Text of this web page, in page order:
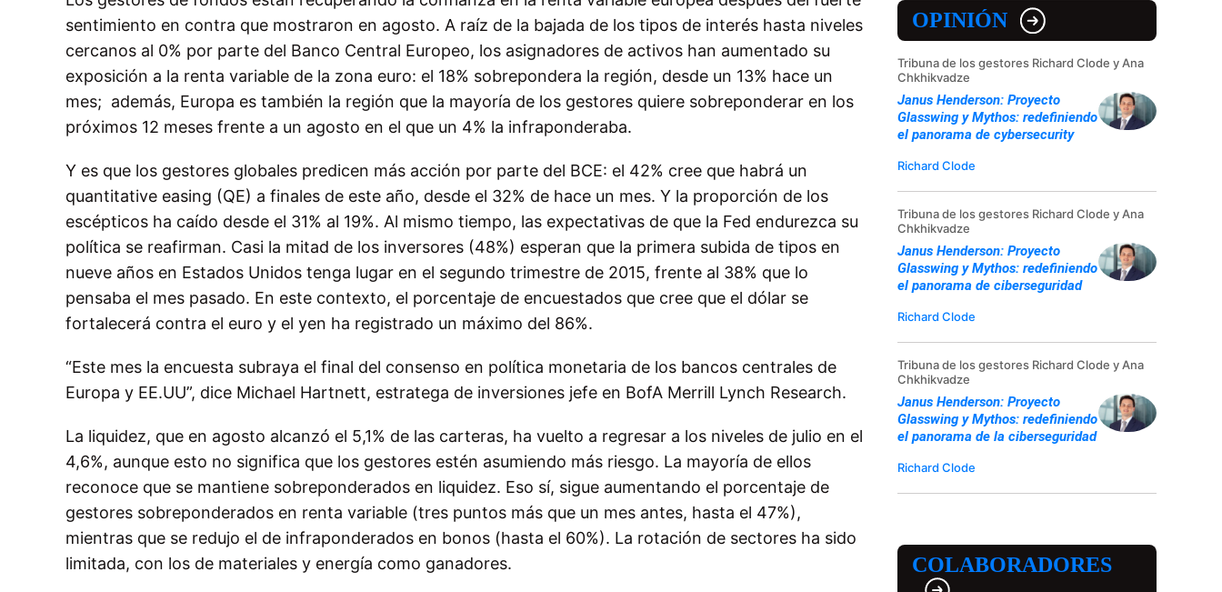
sentimiento en contra que mostraron en agosto. A raíz de la bajada de los tipos de interés hasta niveles
cercanos al 0% por parte del Banco Central Europeo, los asignadores de activos han aumentado su
exposición a la renta variable de la zona euro: el 18% sobrepondera la región, desde un 13% hace un
mes; además, Europa es también la región que la mayoría de los gestores quiere sobreponderar en los
próximos 12 meses frente a un agosto en el que un 4% la infraponderaba.
Y es que los gestores globales predicen más acción por parte del BCE: el 42% cree que habrá un
quantitative easing (QE) a finales de este año, desde el 32% de hace un mes. Y la proporción de los
escépticos ha caído desde el 31% al 19%. Al mismo tiempo, las expectativas de que la Fed endurezca su
política se reafirman. Casi la mitad de los inversores (48%) esperan que la primera subida de tipos en
nueve años en Estados Unidos tenga lugar en el segundo trimestre de 2015, frente al 38% que lo
pensaba el mes pasado. En este contexto, el porcentaje de encuestados que cree que el dólar se
fortalecerá contra el euro y el yen ha registrado un máximo del 86%.
“Este mes la encuesta subraya el final del consenso en política monetaria de los bancos centrales de
Europa y EE.UU”, dice Michael Hartnett, estratega de inversiones jefe en BofA Merrill Lynch Research.
La liquidez, que en agosto alcanzó el 5,1% de las carteras, ha vuelto a regresar a los niveles de julio en el
4,6%, aunque esto no significa que los gestores estén asumiendo más riesgo. La mayoría de ellos
reconoce que se mantiene sobreponderados en liquidez. Eso sí, sigue aumentando el porcentaje de
gestores sobreponderados en renta variable (tres puntos más que un mes antes, hasta el 47%),
mientras que se redujo el de infraponderados en bonos (hasta el 60%). La rotación de sectores ha sido
limitada, con los de materiales y energía como ganadores.
OPINIÓN
Tribuna de los gestores Richard Clode y Ana
Chkhikvadze
Janus Henderson: Proyecto
Glasswing y Mythos: redefiniendo
el panorama de cybersecurity
Richard Clode
Tribuna de los gestores Richard Clode y Ana
Chkhikvadze
Janus Henderson: Proyecto
Glasswing y Mythos: redefiniendo
el panorama de ciberseguridad
Richard Clode
Tribuna de los gestores Richard Clode y Ana
Chkhikvadze
Janus Henderson: Proyecto
Glasswing y Mythos: redefiniendo
el panorama de la ciberseguridad
Richard Clode
COLABORADORES